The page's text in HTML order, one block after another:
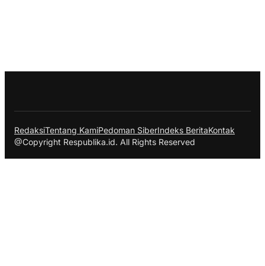
RedaksiTentang KamiPedoman SiberIndeks BeritaKontak
@Copyright Respublika.id. All Rights Reserved